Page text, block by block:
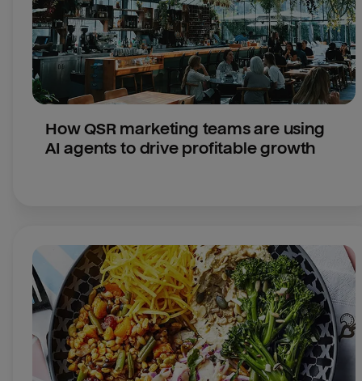
How QSR marketing teams are using
AI agents to drive profitable growth